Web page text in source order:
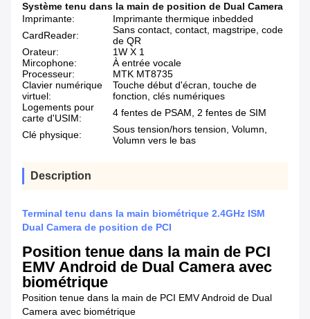
Système tenu dans la main de position de Dual Camera
Imprimante:
Imprimante thermique inbedded
CardReader:
Sans contact, contact, magstripe, code
de QR
Orateur:
1W X 1
Mircophone:
À entrée vocale
Processeur:
MTK MT8735
Clavier numérique
virtuel:
Touche début d'écran, touche de
fonction, clés numériques
Logements pour
carte d'USIM:
4 fentes de PSAM, 2 fentes de SIM
Clé physique:
Sous tension/hors tension, Volumn,
Volumn vers le bas
Description
Terminal tenu dans la main biométrique 2.4GHz ISM
Dual Camera de position de PCI
Position tenue dans la main de PCI
EMV Android de Dual Camera avec
biométrique
Position tenue dans la main de PCI EMV Android de Dual
Camera avec biométrique